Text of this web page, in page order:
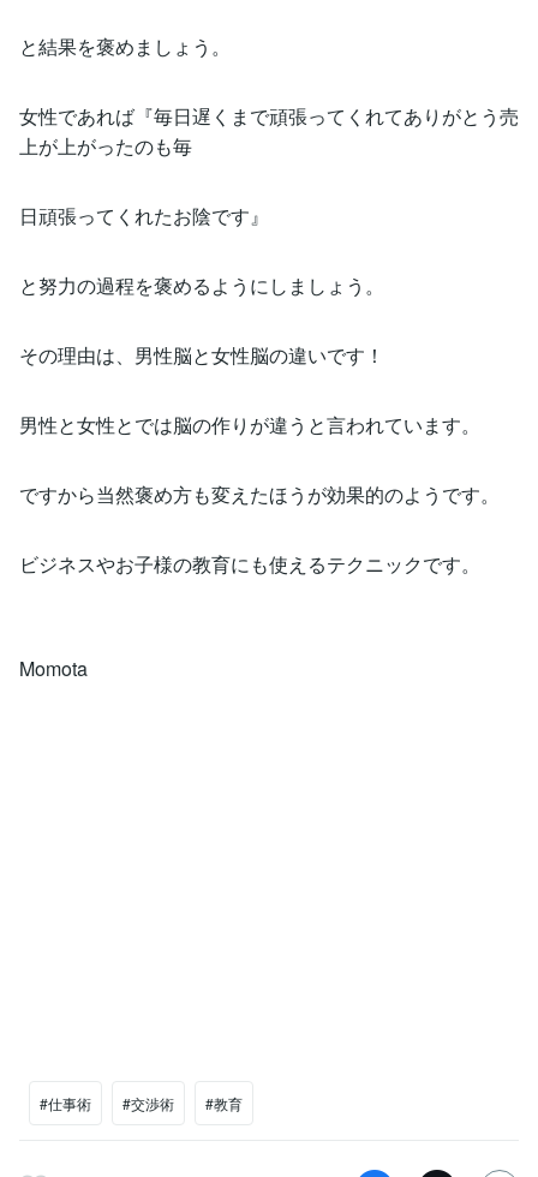
と結果を褒めましょう。
女性であれば『毎日遅くまで頑張ってくれてありがとう売
上が上がったのも毎
日頑張ってくれたお陰です』
と努力の過程を褒めるようにしましょう。
その理由は、男性脳と女性脳の違いです！
男性と女性とでは脳の作りが違うと言われています。
ですから当然褒め方も変えたほうが効果的のようです。
ビジネスやお子様の教育にも使えるテクニックです。
Momota
#仕事術 #交渉術 #教育